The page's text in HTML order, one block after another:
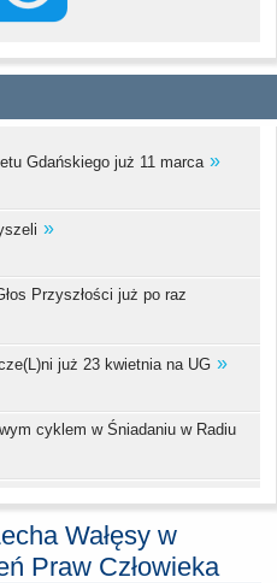
Gdańskiego już 11 marca
Przyszłości już po raz
już 23 kwietnia na UG
cyklem w Śniadaniu w Radiu
Wałęsy w
Praw Człowieka